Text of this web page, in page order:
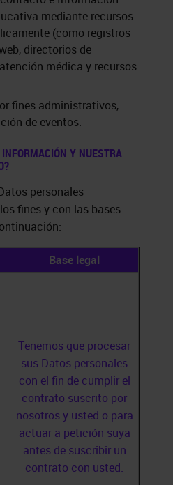
mediante recursos
(como registros
directorios de
médica y recursos
fines administrativos,
de eventos.
Y NUESTRA
personales
fines y con las bases
Base legal
Tenemos que procesar
sus Datos personales
con el fin de cumplir el
contrato suscrito por
nosotros y usted o para
actuar a petición suya
antes de suscribir un
contrato con usted.